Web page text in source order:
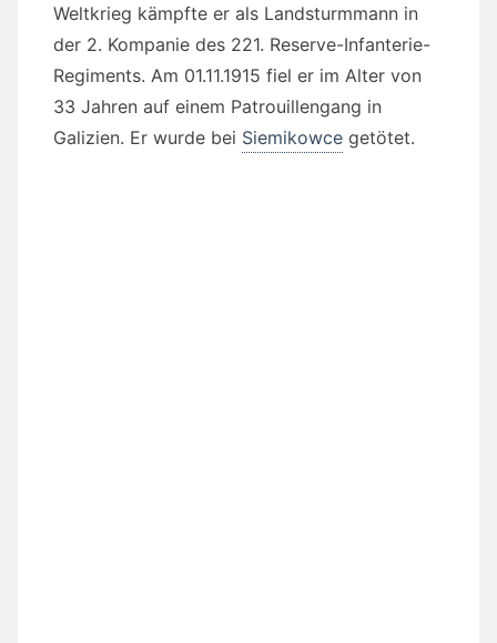
Weltkrieg kämpfte er als Landsturmmann in
der 2. Kompanie des 221. Reserve-Infanterie-
Regiments. Am 01.11.1915 fiel er im Alter von
33 Jahren auf einem Patrouillengang in
Galizien. Er wurde bei Siemikowce getötet.